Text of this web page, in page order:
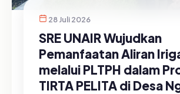
28 Juli 2026
SRE UNAIR Wujudkan
Pemanfaatan Aliran
melalui PLTPH dalam
TIRTA PELITA di Desa